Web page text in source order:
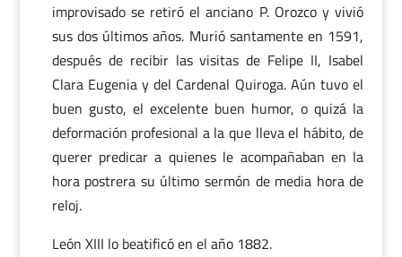
improvisado se retiró el anciano P. Orozco y vivió
sus dos últimos años. Murió santamente en 1591,
después de recibir las visitas de Felipe II, Isabel
Clara Eugenia y del Cardenal Quiroga. Aún tuvo el
buen gusto, el excelente buen humor, o quizá la
deformación profesional a la que lleva el hábito, de
querer predicar a quienes le acompañaban en la
hora postrera su último sermón de media hora de
reloj.
León XIII lo beatificó en el año 1882.